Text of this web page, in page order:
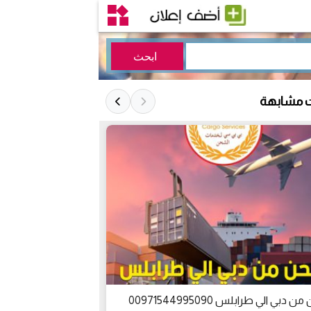
مشابهة
الي طرابلس 00971544995090